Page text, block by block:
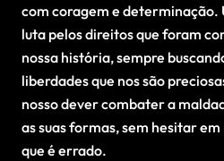
com coragem e
luta pelos direitos que foram
nossa história, sempre
liberdades que nos são
nosso dever combater a
as suas formas, sem hesitar
que é errado.